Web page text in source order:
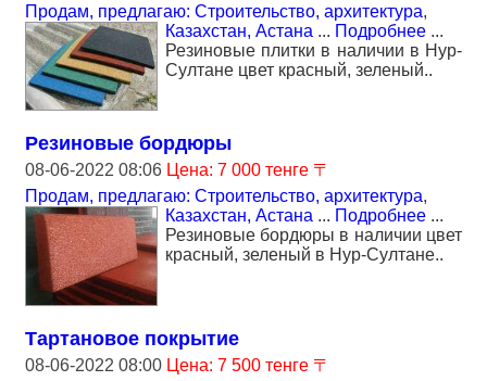
Продам, предлагаю: Строительство, архитектура,
Казахстан, Астана ... Подробнее ...
Резиновые плитки в наличии в Нур-
Султане цвет красный, зеленый..
Резиновые бордюры
08-06-2022 08:06 Цена: 7 000 тенге 〒
Продам, предлагаю: Строительство, архитектура,
Казахстан, Астана ... Подробнее ...
Резиновые бордюры в наличии цвет
красный, зеленый в Нур-Султане..
Тартановое покрытие
08-06-2022 08:00 Цена: 7 500 тенге 〒